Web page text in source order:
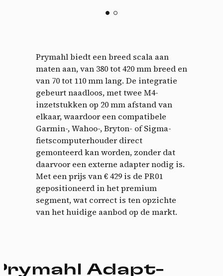
Prymahl biedt een breed scala aan
maten aan, van 380 tot 420 mm breed en
van 70 tot 110 mm lang. De integratie
gebeurt naadloos, met twee M4-
inzetstukken op 20 mm afstand van
elkaar, waardoor een compatibele
Garmin-, Wahoo-, Bryton- of Sigma-
fietscomputerhouder direct
gemonteerd kan worden, zonder dat
daarvoor een externe adapter nodig is.
Met een prijs van € 429 is de PR01
gepositioneerd in het premium
segment, wat correct is ten opzichte
van het huidige aanbod op de markt.
Adapt-